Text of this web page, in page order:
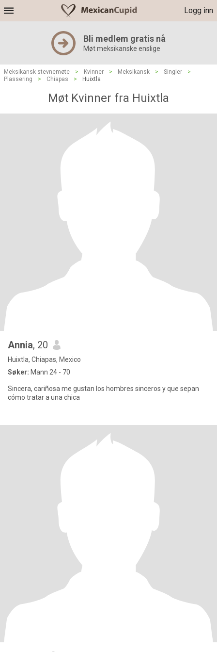
Logg inn
Bli medlem gratis nå
Møt meksikanske enslige
Meksikansk stevnemøte > Kvinner > Meksikansk > Singler
>
Plassering
> Chiapas > Huixtla
Møt Kvinner fra Huixtla
Annia, 20
Huixtla, Chiapas, Mexico
Søker: Mann 24 - 70
Sincera, cariñosa me gustan los hombres sinceros y que sepan
cómo tratar a una chica